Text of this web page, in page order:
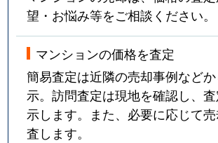
望・お悩み等をご相談ください。
マンションの価格を査定
簡易査定は近隣の売却事例など
示。訪問査定は現地を確認し、
示します。また、必要に応じて
査します。